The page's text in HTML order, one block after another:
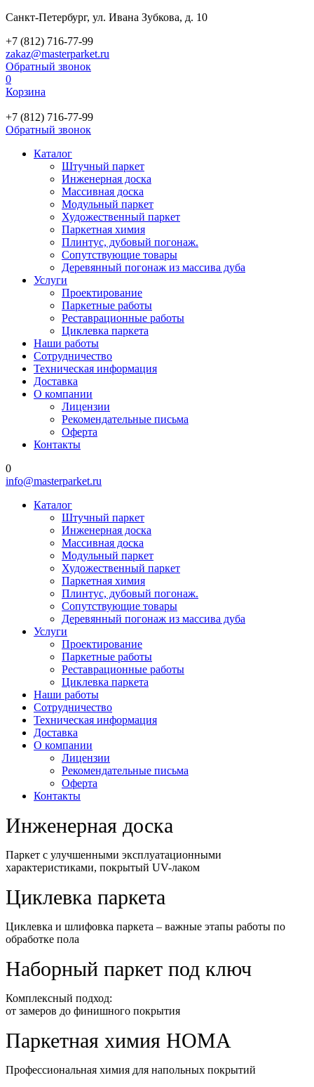
Санкт-Петербург, ул. Ивана Зубкова, д. 10
+7 (812) 716-77-99
zakaz@masterparket.ru
Обратный звонок
0
Корзина
+7 (812) 716-77-99
Обратный звонок
Каталог
Штучный паркет
Инженерная доска
Массивная доска
Модульный паркет
Художественный паркет
Паркетная химия
Плинтус, дубовый погонаж.
Сопутствующие товары
Деревянный погонаж из массива дуба
Услуги
Проектирование
Паркетные работы
Реставрационные работы
Циклевка паркета
Наши работы
Сотрудничество
Техническая информация
Доставка
О компании
Лицензии
Рекомендательные письма
Оферта
Контакты
0
info@masterparket.ru
Каталог
Штучный паркет
Инженерная доска
Массивная доска
Модульный паркет
Художественный паркет
Паркетная химия
Плинтус, дубовый погонаж.
Сопутствующие товары
Деревянный погонаж из массива дуба
Услуги
Проектирование
Паркетные работы
Реставрационные работы
Циклевка паркета
Наши работы
Сотрудничество
Техническая информация
Доставка
О компании
Лицензии
Рекомендательные письма
Оферта
Контакты
Инженерная доска
Паркет с улучшенными эксплуатационными
характеристиками, покрытый UV-лаком
Циклевка паркета
Циклевка и шлифовка паркета – важные этапы работы по
обработке пола
Наборный паркет под ключ
Комплексный подход:
от замеров до финишного покрытия
Паркетная химия HOMA
Профессиональная химия для напольных покрытий